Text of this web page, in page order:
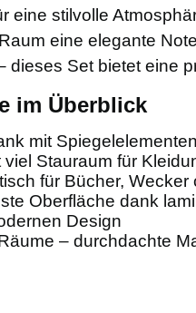
eine stilvolle
eine elegante
dieses Set bietet eine
im Überblick
mit
Stauraum für
für Bücher, Wecker
Oberfläche dank
Design
– durchdachte